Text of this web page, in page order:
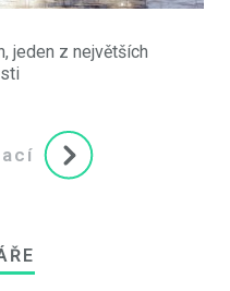
jeden z největších